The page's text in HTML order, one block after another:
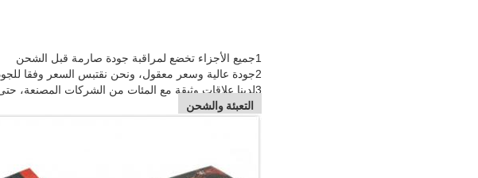
1جميع الأجزاء تخضع لمراقبة جودة صارمة قبل الشحن
2جودة عالية وسعر معقول، ونحن نقتبس السعر وفقا للجودة والكمية.
3لدينا علاقات وثيقة مع المئات من الشركات المصنعة، حتى نتمكن من تقديم البضائع الخاصة بك وفقا لعيناتك ومواصفاتك.
التعبئة والشحن